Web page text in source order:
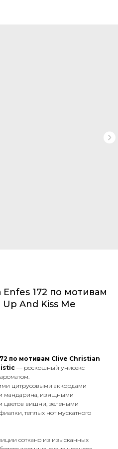
172 по мотивам
And Kiss Me
по мотивам Clive Christian
— роскошный унисекс
цитрусовыми аккордами
и мандарина, изящными
цветов вишни, зелеными
теплых нот мускатного
соткано из изысканных